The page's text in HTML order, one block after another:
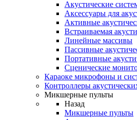
Акустические
Аксессуары для
Активные
Встраиваемая
Линейные массивы
Пассивные
Портативные
Сценические
Караоке микрофоны и
Контроллеры
Микшерные пульты
Назад
Микшерные пульты